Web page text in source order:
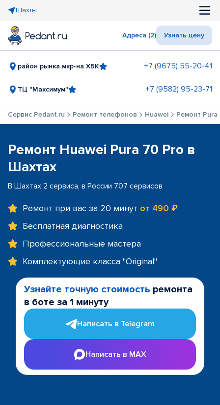
Шахты
Адреса (2) Узнать цену
район рынка мкр-на ХБК +7 (9675) 55-20-41
ТЦ "Максимум" +7 (9582) 95-23-71
Сервис Pedant.ru Ремонт телефонов Huawei Ремонт
Ремонт Huawei Pura 70 Pro в
Шахтах
В Шахтах 2 сервиса, в России 707 сервисов
Ремонт при вас за 20 минут от 490 ₽
Бесплатная диагностика
Профессиональные мастера
Комплектующие класса "Original"
Узнайте точную стоимость ремонта
в боте за 1 минуту
Написать в Telegram
Написать в MAX